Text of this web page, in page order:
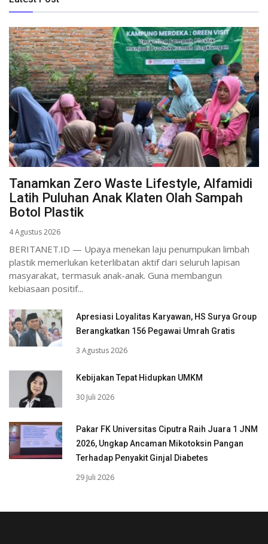
Tanamkan Zero Waste Lifestyle, Alfamidi
Latih Puluhan Anak Klaten Olah Sampah
Botol Plastik
4 Agustus 2026
BERITANET.ID — Upaya menekan laju penumpukan limbah
plastik memerlukan keterlibatan aktif dari seluruh lapisan
masyarakat, termasuk anak-anak. Guna membangun
kebiasaan positif...
Apresiasi Loyalitas Karyawan, HS Surya Group
Berangkatkan 156 Pegawai Umrah Gratis
3 Agustus 2026
Kebijakan Tepat Hidupkan UMKM
30 Juli 2026
Pakar FK Universitas Ciputra Raih Juara 1 JNM
2026, Ungkap Ancaman Mikotoksin Pangan
Terhadap Penyakit Ginjal Diabetes
29 Juli 2026